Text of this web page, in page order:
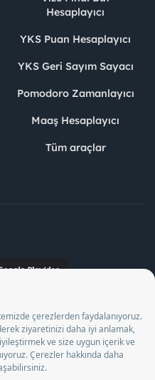
Hesaplayıcı
YKS Puan Hesaplayıcı
YKS Geri Sayım Sayacı
Pomodoro Zamanlayıcı
Maaş Hesaplayıcı
Tüm araçlar
Danışmanlık A.Ş. Özel İstihdam
05/2028 tarihleri arasında
İş Kurumu tarafından
sayılı karar uyarınca 1078 nolu